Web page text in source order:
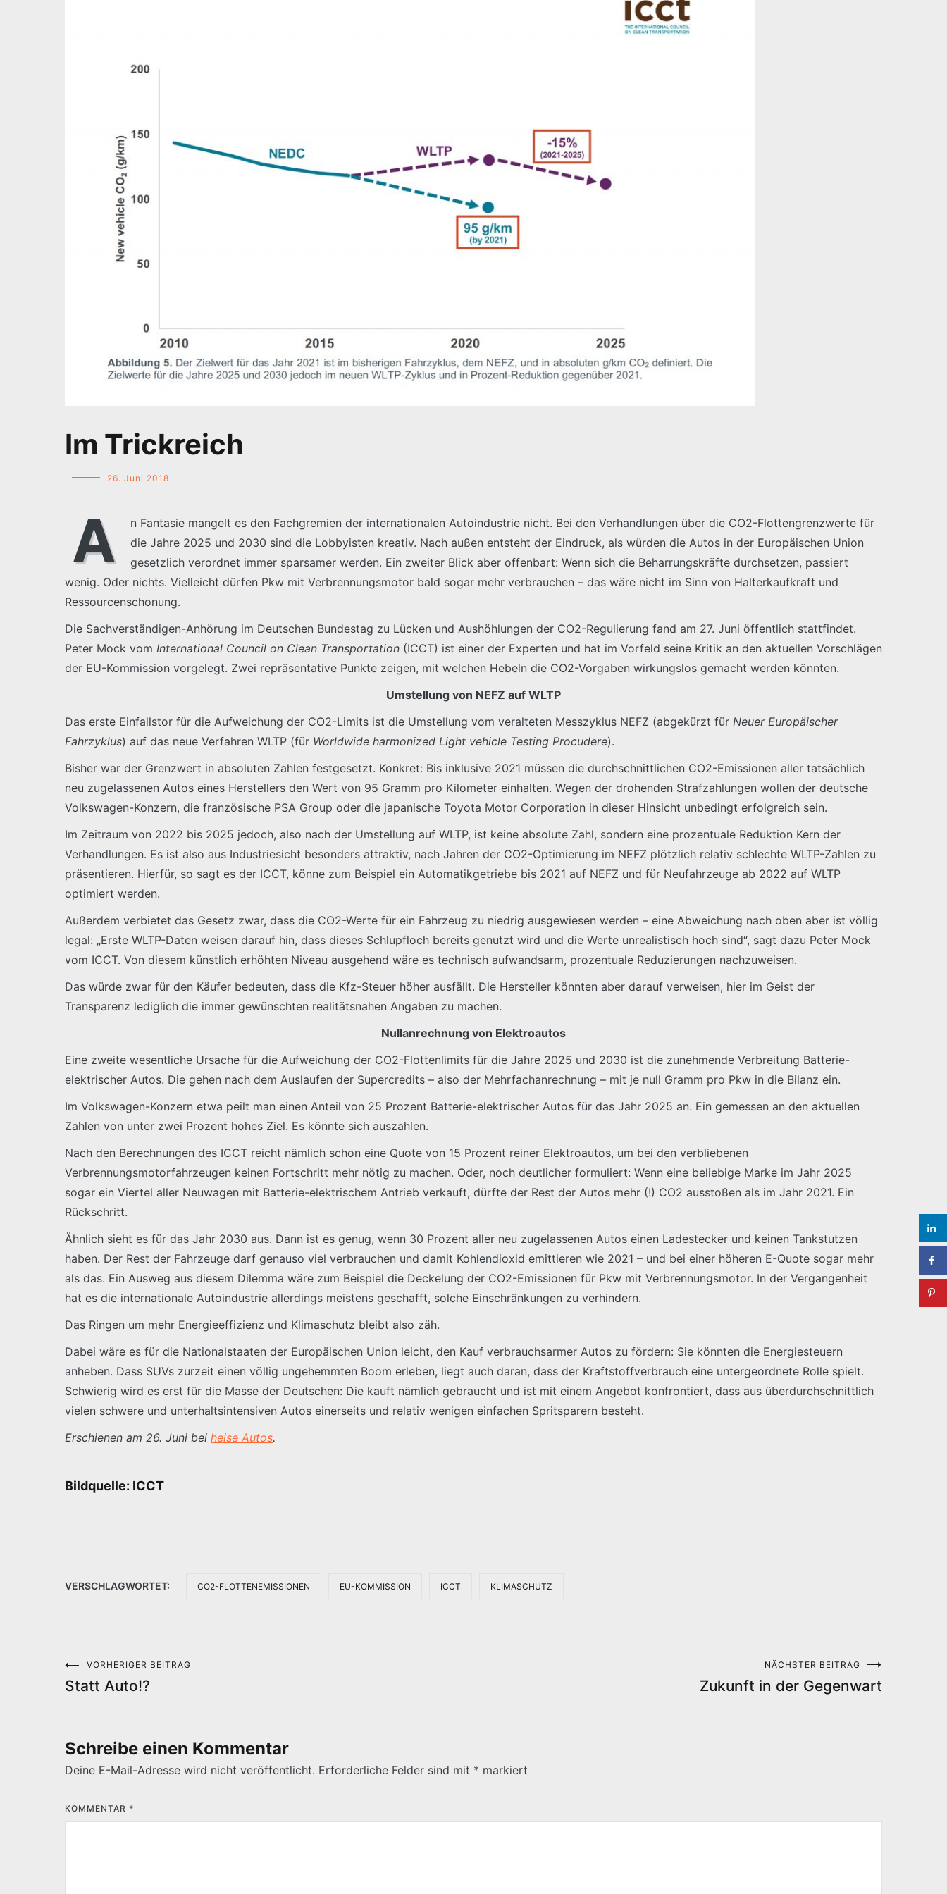
Im Trickreich
26. Juni 2018
A
n Fantasie mangelt es den Fachgremien der internationalen Autoindustrie nicht. Bei den Verhandlungen über die CO2-Flottengrenzwerte für
die Jahre 2025 und 2030 sind die Lobbyisten kreativ. Nach außen entsteht der Eindruck, als würden die Autos in der Europäischen Union
gesetzlich verordnet immer sparsamer werden. Ein zweiter Blick aber offenbart: Wenn sich die Beharrungskräfte durchsetzen, passiert
wenig. Oder nichts. Vielleicht dürfen Pkw mit Verbrennungsmotor bald sogar mehr verbrauchen – das wäre nicht im Sinn von Halterkaufkraft und
Ressourcenschonung.
Die Sachverständigen-Anhörung im Deutschen Bundestag zu Lücken und Aushöhlungen der CO2-Regulierung fand am 27. Juni öffentlich stattfindet.
Peter Mock vom International Council on Clean Transportation (ICCT) ist einer der Experten und hat im Vorfeld seine Kritik an den aktuellen Vorschlägen
der EU-Kommission vorgelegt. Zwei repräsentative Punkte zeigen, mit welchen Hebeln die CO2-Vorgaben wirkungslos gemacht werden könnten.
Umstellung von NEFZ auf WLTP
Das erste Einfallstor für die Aufweichung der CO2-Limits ist die Umstellung vom veralteten Messzyklus NEFZ (abgekürzt für Neuer Europäischer
Fahrzyklus) auf das neue Verfahren WLTP (für Worldwide harmonized Light vehicle Testing Procudere).
Bisher war der Grenzwert in absoluten Zahlen festgesetzt. Konkret: Bis inklusive 2021 müssen die durchschnittlichen CO2-Emissionen aller tatsächlich
neu zugelassenen Autos eines Herstellers den Wert von 95 Gramm pro Kilometer einhalten. Wegen der drohenden Strafzahlungen wollen der deutsche
Volkswagen-Konzern, die französische PSA Group oder die japanische Toyota Motor Corporation in dieser Hinsicht unbedingt erfolgreich sein.
Im Zeitraum von 2022 bis 2025 jedoch, also nach der Umstellung auf WLTP, ist keine absolute Zahl, sondern eine prozentuale Reduktion Kern der
Verhandlungen. Es ist also aus Industriesicht besonders attraktiv, nach Jahren der CO2-Optimierung im NEFZ plötzlich relativ schlechte WLTP-Zahlen zu
präsentieren. Hierfür, so sagt es der ICCT, könne zum Beispiel ein Automatikgetriebe bis 2021 auf NEFZ und für Neufahrzeuge ab 2022 auf WLTP
optimiert werden.
Außerdem verbietet das Gesetz zwar, dass die CO2-Werte für ein Fahrzeug zu niedrig ausgewiesen werden – eine Abweichung nach oben aber ist völlig
legal: „Erste WLTP-Daten weisen darauf hin, dass dieses Schlupfloch bereits genutzt wird und die Werte unrealistisch hoch sind“, sagt dazu Peter Mock
vom ICCT. Von diesem künstlich erhöhten Niveau ausgehend wäre es technisch aufwandsarm, prozentuale Reduzierungen nachzuweisen.
Das würde zwar für den Käufer bedeuten, dass die Kfz-Steuer höher ausfällt. Die Hersteller könnten aber darauf verweisen, hier im Geist der
Transparenz lediglich die immer gewünschten realitätsnahen Angaben zu machen.
Nullanrechnung von Elektroautos
Eine zweite wesentliche Ursache für die Aufweichung der CO2-Flottenlimits für die Jahre 2025 und 2030 ist die zunehmende Verbreitung Batterie-
elektrischer Autos. Die gehen nach dem Auslaufen der Supercredits – also der Mehrfachanrechnung – mit je null Gramm pro Pkw in die Bilanz ein.
Im Volkswagen-Konzern etwa peilt man einen Anteil von 25 Prozent Batterie-elektrischer Autos für das Jahr 2025 an. Ein gemessen an den aktuellen
Zahlen von unter zwei Prozent hohes Ziel. Es könnte sich auszahlen.
Nach den Berechnungen des ICCT reicht nämlich schon eine Quote von 15 Prozent reiner Elektroautos, um bei den verbliebenen
Verbrennungsmotorfahrzeugen keinen Fortschritt mehr nötig zu machen. Oder, noch deutlicher formuliert: Wenn eine beliebige Marke im Jahr 2025
sogar ein Viertel aller Neuwagen mit Batterie-elektrischem Antrieb verkauft, dürfte der Rest der Autos mehr (!) CO2 ausstoßen als im Jahr 2021. Ein
Rückschritt.
Ähnlich sieht es für das Jahr 2030 aus. Dann ist es genug, wenn 30 Prozent aller neu zugelassenen Autos einen Ladestecker und keinen Tankstutzen
haben. Der Rest der Fahrzeuge darf genauso viel verbrauchen und damit Kohlendioxid emittieren wie 2021 – und bei einer höheren E-Quote sogar mehr
als das. Ein Ausweg aus diesem Dilemma wäre zum Beispiel die Deckelung der CO2-Emissionen für Pkw mit Verbrennungsmotor. In der Vergangenheit
hat es die internationale Autoindustrie allerdings meistens geschafft, solche Einschränkungen zu verhindern.
Das Ringen um mehr Energieeffizienz und Klimaschutz bleibt also zäh.
Dabei wäre es für die Nationalstaaten der Europäischen Union leicht, den Kauf verbrauchsarmer Autos zu fördern: Sie könnten die Energiesteuern
anheben. Dass SUVs zurzeit einen völlig ungehemmten Boom erleben, liegt auch daran, dass der Kraftstoffverbrauch eine untergeordnete Rolle spielt.
Schwierig wird es erst für die Masse der Deutschen: Die kauft nämlich gebraucht und ist mit einem Angebot konfrontiert, dass aus überdurchschnittlich
vielen schwere und unterhaltsintensiven Autos einerseits und relativ wenigen einfachen Spritsparern besteht.
Erschienen am 26. Juni bei heise Autos.
Bildquelle: ICCT
VERSCHLAGWORTET: CO2-FLOTTENEMISSIONEN EU-KOMMISSION ICCT KLIMASCHUTZ
Beitragsnavigation
VORHERIGER BEITRAG
Statt Auto!?
NÄCHSTER BEITRAG
Zukunft in der Gegenwart
Schreibe einen Kommentar
Deine E-Mail-Adresse wird nicht veröffentlicht. Erforderliche Felder sind mit * markiert
KOMMENTAR *